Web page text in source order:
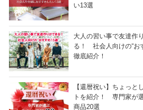
い13選
大人の習い事で友達作
る！ 社会人向けの“お
徹底紹介！
【還暦祝い】ちょっと
トを紹介！ 専門家が
商品20選